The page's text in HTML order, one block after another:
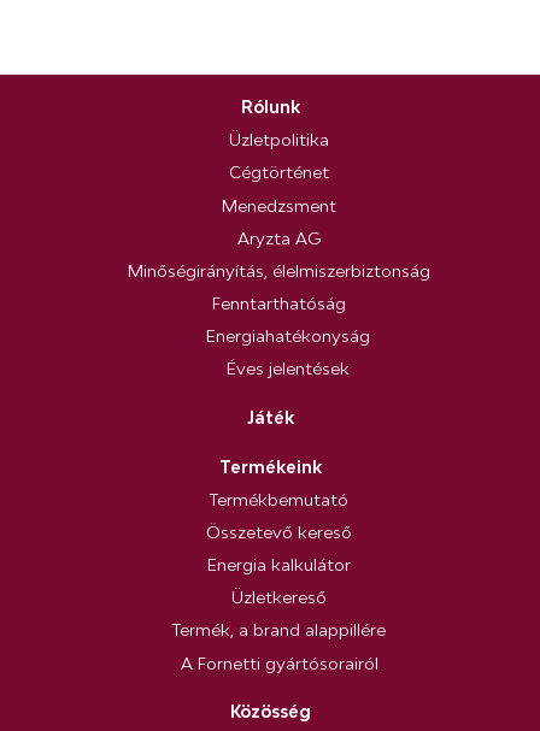
Rólunk
Üzletpolitika
Cégtörténet
Menedzsment
Aryzta AG
Minőségirányítás, élelmiszerbiztonság
Fenntarthatóság
Energiahatékonyság
Éves jelentések
Játék
Termékeink
Termékbemutató
Összetevő kereső
Energia kalkulátor
Üzletkereső
Termék, a brand alappillére
A Fornetti gyártósorairól
Közösség